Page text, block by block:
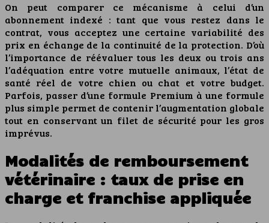
On peut comparer ce mécanisme à celui d’un
abonnement indexé : tant que vous restez dans le
contrat, vous acceptez une certaine variabilité des
prix en échange de la continuité de la protection. D’où
l’importance de réévaluer tous les deux ou trois ans
l’adéquation entre votre mutuelle animaux, l’état de
santé réel de votre chien ou chat et votre budget.
Parfois, passer d’une formule Premium à une formule
plus simple permet de contenir l’augmentation globale
tout en conservant un filet de sécurité pour les gros
imprévus.
Modalités de remboursement
vétérinaire : taux de prise en
charge et franchise appliquée